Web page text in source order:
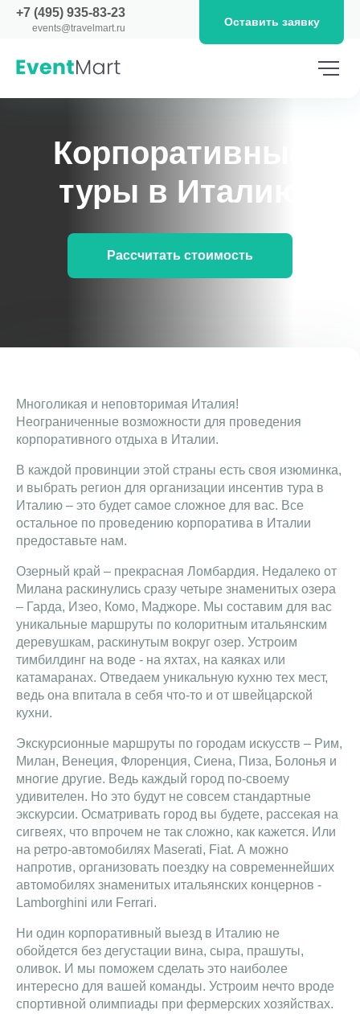
+7 (495) 935-83-23
events@travelmart.ru Оставить заявку
Корпоративные
туры в Италию
Рассчитать стоимость
Многоликая и неповторимая Италия!
Неограниченные возможности для проведения
корпоративного отдыха в Италии.
В каждой провинции этой страны есть своя изюминка,
и выбрать регион для организации инсентив тура в
Италию – это будет самое сложное для вас. Все
остальное по проведению корпоратива в Италии
предоставьте нам.
Озерный край – прекрасная Ломбардия. Недалеко от
Милана раскинулись сразу четыре знаменитых озера
– Гарда, Изео, Комо, Маджоре. Мы составим для вас
уникальные маршруты по колоритным итальянским
деревушкам, раскинутым вокруг озер. Устроим
тимбилдинг на воде - на яхтах, на каяках или
катамаранах. Отведаем уникальную кухню тех мест,
ведь она впитала в себя что-то и от швейцарской
кухни.
Экскурсионные маршруты по городам искусств – Рим,
Милан, Венеция, Флоренция, Сиена, Пиза, Болонья и
многие другие. Ведь каждый город по-своему
удивителен. Но это будут не совсем стандартные
экскурсии. Осматривать город вы будете, рассекая на
сигвеях, что впрочем не так сложно, как кажется. Или
на ретро-автомобилях Maserati, Fiat. А можно
напротив, организовать поездку на современнейших
автомобилях знаменитых итальянских концернов -
Lamborghini или Ferrari.
Ни один корпоративный выезд в Италию не
обойдется без дегустации вина, сыра, прашуты,
оливок. И мы поможем сделать это наиболее
интересно для вашей команды. Устроим нечто вроде
спортивной олимпиады при фермерских хозяйствах.